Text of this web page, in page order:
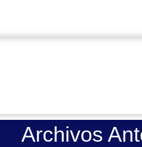
Archivos